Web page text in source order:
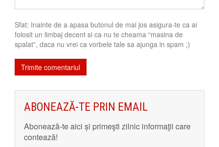
Sfat: Inainte de a apasa butonul de mai jos asigura-te ca ai
folosit un limbaj decent si ca nu te cheama “masina de
spalat”, daca nu vrei ca vorbele tale sa ajunga in spam ;)
ABONEAZĂ-TE PRIN EMAIL
Abonează-te aici și primeşti zilnic informaţii care
contează!